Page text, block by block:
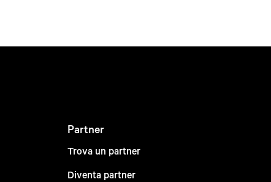
Partner
Trova un partner
Diventa partner